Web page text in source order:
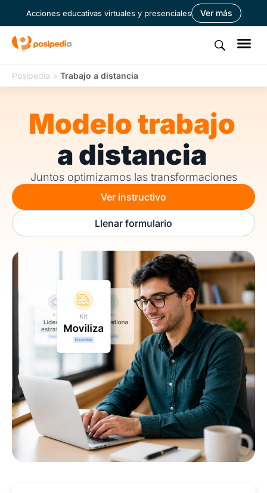
Acciones educativas virtuales y presenciales Ver más
Posipedia > Trabajo a distancia
Modelo trabajo
a distancia
Juntos optimizamos las transformaciones
Ver instructivo
Llenar formulario